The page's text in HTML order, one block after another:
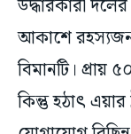
উদ্ধারকারী
আকাশে
বিমানটি। প্রায়
কিন্তু হঠাৎ